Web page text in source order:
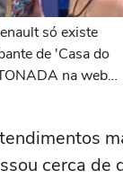
só existe
de 'Casa do
na web
cerca de